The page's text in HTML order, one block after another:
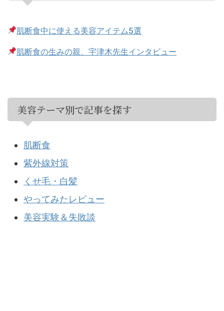
肌断食中に使える美容アイテム5選
肌断食の生みの親、宇津木先生インタビュー
美容テーマ別で記事を探す
肌断食
紫外線対策
くせ毛・白髪
やってみたレビュー
美容実験＆失敗談